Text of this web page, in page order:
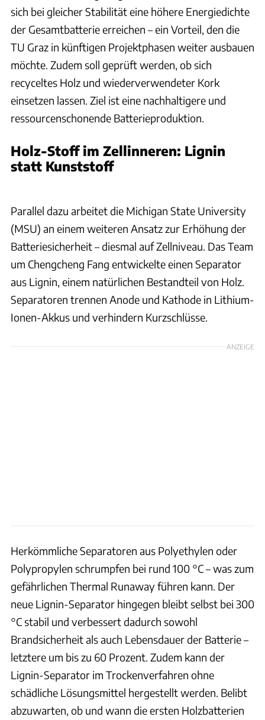
sich bei gleicher Stabilität eine höhere Energiedichte
der Gesamtbatterie erreichen – ein Vorteil, den die
TU Graz in künftigen Projektphasen weiter ausbauen
möchte. Zudem soll geprüft werden, ob sich
recyceltes Holz und wiederverwendeter Kork
einsetzen lassen. Ziel ist eine nachhaltigere und
ressourcenschonende Batterieproduktion.
Holz-Stoff im Zellinneren: Lignin
statt Kunststoff
Parallel dazu arbeitet die Michigan State University
(MSU) an einem weiteren Ansatz zur Erhöhung der
Batteriesicherheit – diesmal auf Zellniveau. Das Team
um Chengcheng Fang entwickelte einen Separator
aus Lignin, einem natürlichen Bestandteil von Holz.
Separatoren trennen Anode und Kathode in Lithium-
Ionen-Akkus und verhindern Kurzschlüsse.
ANZEIGE
Herkömmliche Separatoren aus Polyethylen oder
Polypropylen schrumpfen bei rund 100 °C – was zum
gefährlichen Thermal Runaway führen kann. Der
neue Lignin-Separator hingegen bleibt selbst bei 300
°C stabil und verbessert dadurch sowohl
Brandsicherheit als auch Lebensdauer der Batterie –
letztere um bis zu 60 Prozent. Zudem kann der
Lignin-Separator im Trockenverfahren ohne
schädliche Lösungsmittel hergestellt werden. Belibt
abzuwarten, ob und wann die ersten Holzbatterien